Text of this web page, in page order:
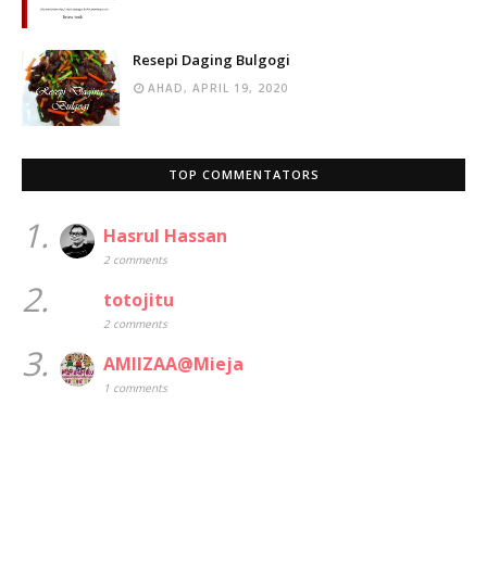
Resepi Daging Bulgogi
AHAD, APRIL 19, 2020
TOP COMMENTATORS
1. Hasrul Hassan
2 comments
2. totojitu
2 comments
3. AMIIZAA@Mieja
1 comments